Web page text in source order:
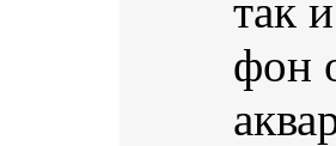
так
фон